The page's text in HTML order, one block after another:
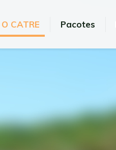
O CATRE Pacotes